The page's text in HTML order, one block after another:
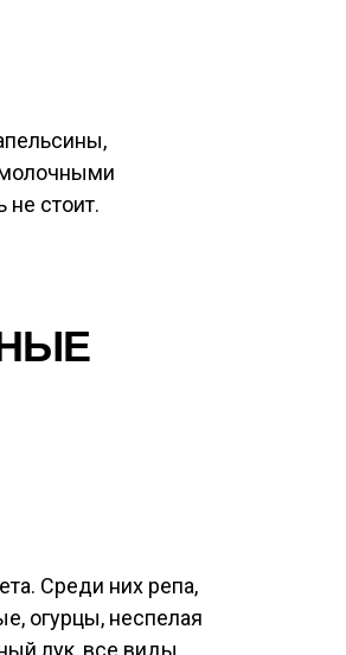
не стоит.
Среди них репа,
огурцы, неспелая
лук, все виды